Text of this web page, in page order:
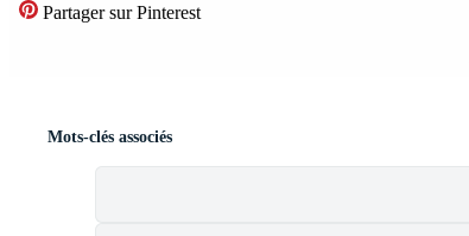
Partager sur Pinterest
Mots-clés associés